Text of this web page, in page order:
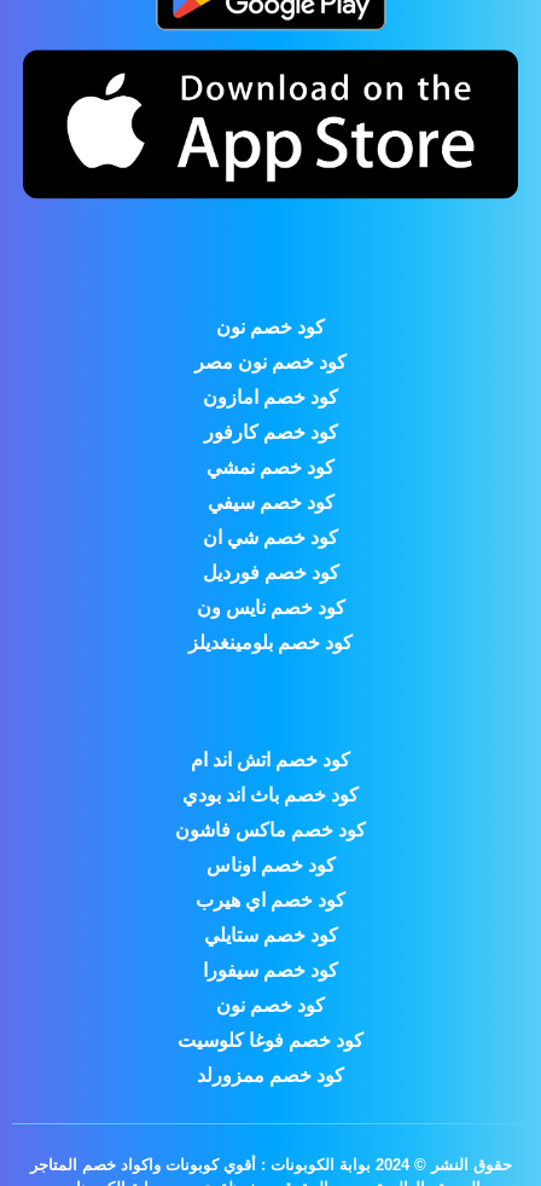
كود خصم نون
كود خصم نون مصر
كود خصم امازون
كود خصم كارفور
كود خصم نمشي
كود خصم سيفي
كود خصم شي ان
كود خصم فورديل
كود خصم نايس ون
كود خصم بلومينغديلز
كود خصم اتش اند ام
كود خصم باث اند بودي
كود خصم ماكس فاشون
كود خصم اوناس
كود خصم اي هيرب
كود خصم ستايلي
كود خصم سيفورا
كود خصم نون
كود خصم فوغا كلوسيت
كود خصم ممزورلد
حقوق النشر © 2024 بوابة الكوبونات : أقوي كوبونات واكواد خصم المتاجر